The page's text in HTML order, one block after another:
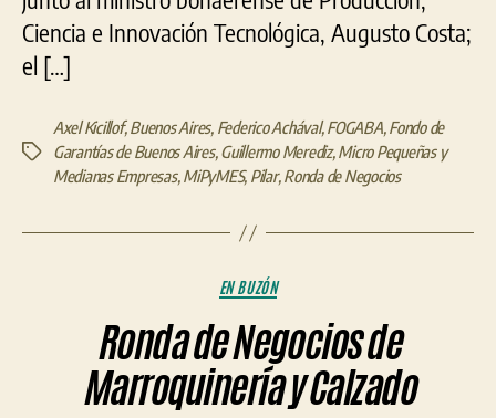
Ciencia e Innovación Tecnológica, Augusto Costa;
el […]
Etiquetas
Axel Kicillof,Buenos Aires, Federico Achával,FOGABA,Fondo de
Garantías de Buenos Aires,Guillermo Merediz,Micro Pequeñas y
Medianas Empresas,MiPyMES, Pilar,Ronda de Negocios
Categorías
EN BUZÓN
Ronda de Negocios de
Marroquinería y Calzado